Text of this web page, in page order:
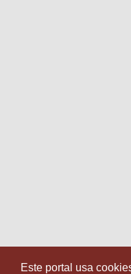
Este portal usa